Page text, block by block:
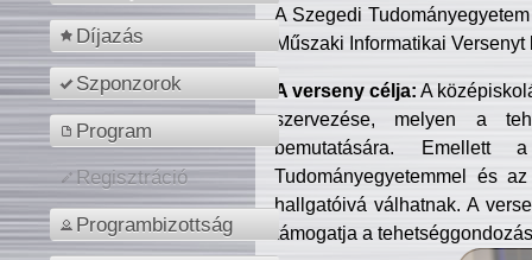
Díjazás
Szponzorok
Program
Regisztráció
Programbizottság
A Szegedi
Műszaki Informatikai
A verseny célja: A
szervezése, melyen a
bemutatására. Emellett
Tudományegyetemmel és
hallgatóivá válhatnak. A
támogatja a